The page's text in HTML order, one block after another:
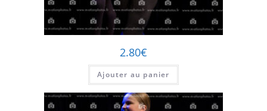
2.80€
Ajouter au panier